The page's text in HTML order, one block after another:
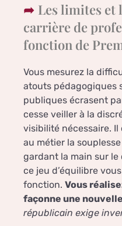
Les limites et
carrière de
fonction de
Vous mesurez la
atouts pédagogiques
publiques écrasent
cesse veiller à la
visibilité nécessaire. Il
au métier la
gardant la main sur le
ce jeu d’équilibre
fonction. Vous
façonne une
républicain exige